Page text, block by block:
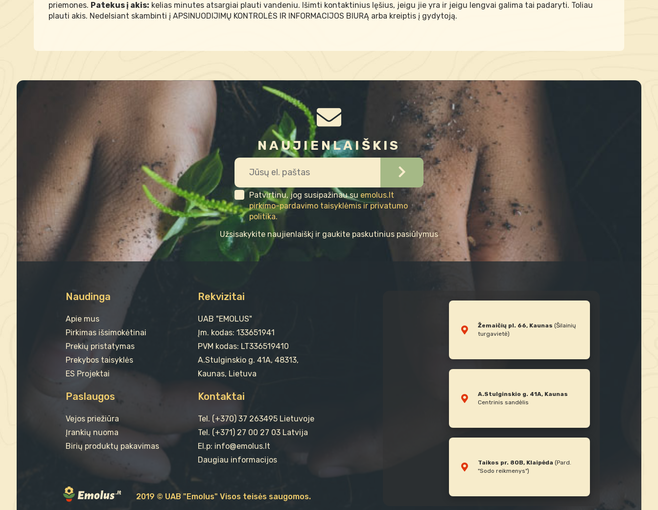
priemones. Patekus į akis: kelias minutes atsargiai plauti vandeniu. Išimti kontaktinius lęšius, jeigu jie yra ir jeigu lengvai galima tai padaryti. Toliau
plauti akis. Nedelsiant skambinti į APSINUODIJIMŲ KONTROLĖS IR INFORMACIJOS BIURĄ arba kreiptis į gydytoją.
NAUJIENLAIŠKIS
Patvirtinu, jog susipažinau su emolus.lt
pirkimo-pardavimo taisyklėmis ir privatumo
politika.
Užsisakykite naujienlaiškį ir gaukite paskutinius pasiūlymus
Naudinga
Apie mus
Pirkimas išsimokėtinai
Prekių pristatymas
Prekybos taisyklės
ES Projektai
Rekvizitai
UAB "EMOLUS"
Įm. kodas: 133651941
PVM kodas: LT336519410
A.Stulginskio g. 41A, 48313,
Kaunas, Lietuva
Paslaugos
Vejos priežiūra
Įrankių nuoma
Birių produktų pakavimas
Kontaktai
Tel. (+370) 37 263495 Lietuvoje
Tel. (+371) 27 00 27 03 Latvija
El.p: info@emolus.lt
Daugiau informacijos
2019 © UAB "Emolus" Visos teisės saugomos.
Žemaičių pl. 66, Kaunas (Šilainių
turgavietė)
A.Stulginskio g. 41A, Kaunas
Centrinis sandėlis
Taikos pr. 80B, Klaipėda (Pard.
"Sodo reikmenys")